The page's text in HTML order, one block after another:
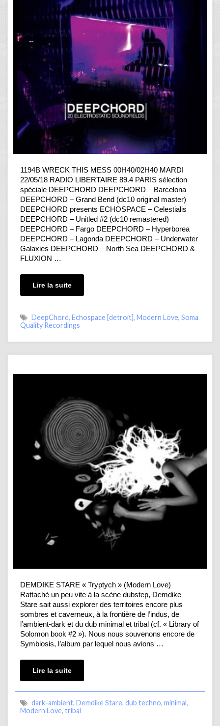
1194B WRECK THIS MESS 00H40/02H40 MARDI
22/05/18 RADIO LIBERTAIRE 89.4 PARIS sélection
spéciale DEEPCHORD DEEPCHORD – Barcelona
DEEPCHORD – Grand Bend (dc10 original master)
DEEPCHORD presents ECHOSPACE – Celestialis
DEEPCHORD – Unitled #2 (dc10 remastered)
DEEPCHORD – Fargo DEEPCHORD – Hyperborea
DEEPCHORD – Lagonda DEEPCHORD – Underwater
Galaxies DEEPCHORD – North Sea DEEPCHORD &
FLUXION …
Lire la suite
DeepChord, Echospace [detroit], Modern Love, Soma
Quality Recordings
DEMDIKE STARE « Tryptych » (Modern Love)
Rattaché un peu vite à la scène dubstep, Demdike
Stare sait aussi explorer des territoires encore plus
sombres et caverneux, à la frontière de l’indus, de
l’ambient-dark et du dub minimal et tribal (cf. « Library of
Solomon book #2 »). Nous nous souvenons encore de
Symbiosis, l’album par lequel nous avions …
Lire la suite
dark-ambient, Demdike Stare, dub techno, minimal,
Modern Love, tribal